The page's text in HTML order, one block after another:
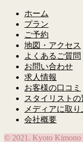
ホーム
プラン
ご予約
地図・アクセス
よくあるご質問
お問い合わせ
求人情報
お客様の口コミ
スタイリスト
メディアに取
会社概要
© 2021. Kyoto Kimono